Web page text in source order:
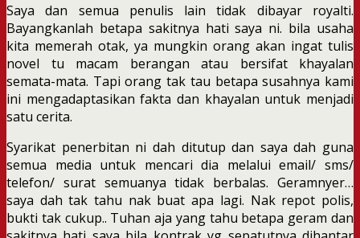
Saya dan semua penulis lain tidak dibayar royalti.
Bayangkanlah betapa sakitnya hati saya ni. bila usaha
kita memerah otak, ya mungkin orang akan ingat tulis
novel tu macam berangan atau bersifat khayalan
semata-mata. Tapi orang tak tau betapa susahnya kami
ini mengadaptasikan fakta dan khayalan untuk menjadi
satu cerita.
Syarikat penerbitan ni dah ditutup dan saya dah guna
semua media untuk mencari dia melalui email/ sms/
telefon/ surat semuanya tidak berbalas. Geramnyer…
saya dah tak tahu nak buat apa lagi. Nak repot polis,
bukti tak cukup.. Tuhan aja yang tahu betapa geram dan